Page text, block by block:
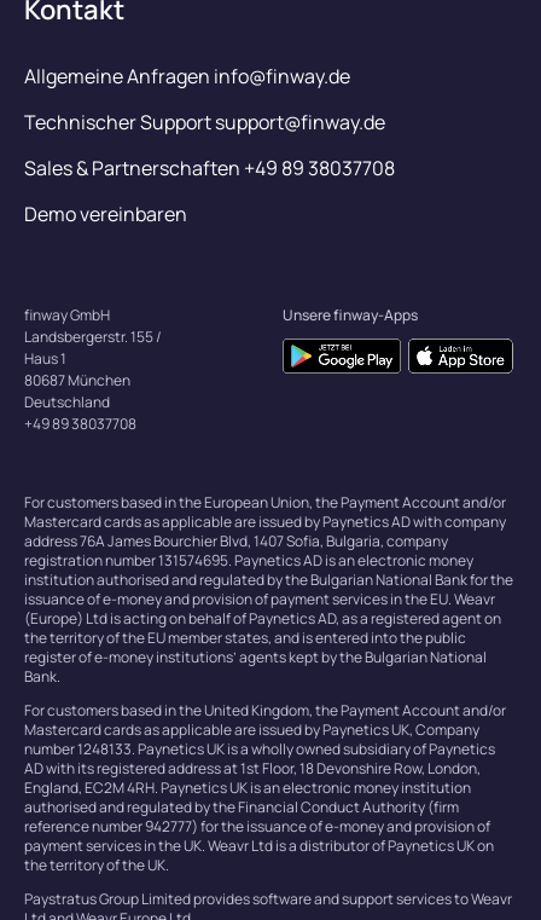
Kontakt
Allgemeine Anfragen info@finway.de
Technischer Support support@finway.de
Sales & Partnerschaften +49 89 38037708
Demo vereinbaren
finway GmbH
Landsbergerstr. 155 /
Haus 1
80687 München
Deutschland
+49 89 38037708
Unsere finway-Apps
For customers based in the European Union, the Payment Account and/or
Mastercard cards as applicable are issued by Paynetics AD with company
address 76A James Bourchier Blvd, 1407 Sofia, Bulgaria, company
registration number 131574695. Paynetics AD is an electronic money
institution authorised and regulated by the Bulgarian National Bank for the
issuance of e-money and provision of payment services in the EU. Weavr
(Europe) Ltd is acting on behalf of Paynetics AD, as a registered agent on
the territory of the EU member states, and is entered into the public
register of e-money institutions’ agents kept by the Bulgarian National
Bank.
For customers based in the United Kingdom, the Payment Account and/or
Mastercard cards as applicable are issued by Paynetics UK, Company
number 1248133. Paynetics UK is a wholly owned subsidiary of Paynetics
AD with its registered address at 1st Floor, 18 Devonshire Row, London,
England, EC2M 4RH. Paynetics UK is an electronic money institution
authorised and regulated by the Financial Conduct Authority (firm
reference number 942777) for the issuance of e-money and provision of
payment services in the UK. Weavr Ltd is a distributor of Paynetics UK on
the territory of the UK.
Paystratus Group Limited provides software and support services to Weavr